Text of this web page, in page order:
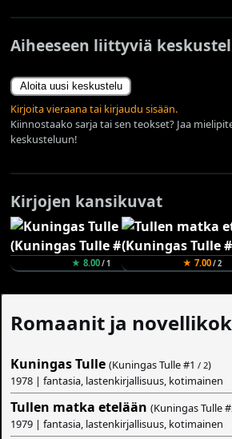
Aiheeseen liittyviä
Aloita uusi keskustelu
Kirjoita vieraana tai kirjaudu sisään.
Kiinnostaako sarja tai sen teokset? Jaa
keskusteluun!
Kirjojen kansikuvat
★ 8.00/ 1 ★ 7.00/ 2
Romaanit ja
Kuningas Tulle (Kuningas Tulle #1 / 2)
1978 | fantasia, lastenkirjallisuus, kotimainen
Tullen matka etelään (Kuningas Tulle #
1979 | fantasia, lastenkirjallisuus, kotimainen